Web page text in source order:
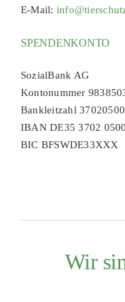
E-Mail:
SPENDENKONTO
SozialBank AG
Kontonummer
Bankleitzahl 37020500
IBAN DE35 3702
BIC BFSWDE33XXX
Wir